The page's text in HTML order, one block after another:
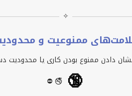
✧
ممنوعیت و
نشان دادن ممنوع بودن کاری یا
⛔ 🚭 🔞